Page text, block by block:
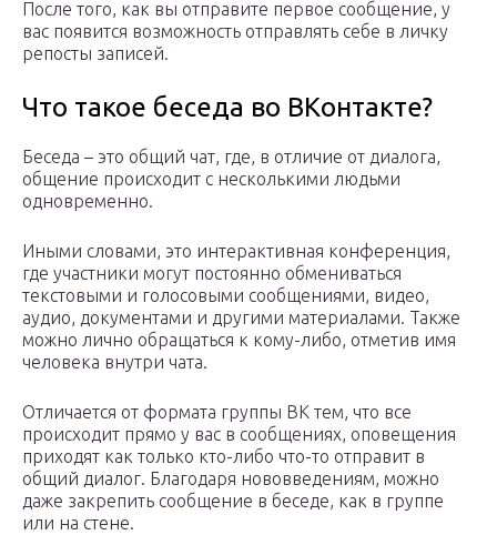
После того, как вы отправите первое сообщение, у
вас появится возможность отправлять себе в личку
репосты записей.
Что такое беседа во ВКонтакте?
Беседа – это общий чат, где, в отличие от диалога,
общение происходит с несколькими людьми
одновременно.
Иными словами, это интерактивная конференция,
где участники могут постоянно обмениваться
текстовыми и голосовыми сообщениями, видео,
аудио, документами и другими материалами. Также
можно лично обращаться к кому-либо, отметив имя
человека внутри чата.
Отличается от формата группы ВК тем, что все
происходит прямо у вас в сообщениях, оповещения
приходят как только кто-либо что-то отправит в
общий диалог. Благодаря нововведениям, можно
даже закрепить сообщение в беседе, как в группе
или на стене.